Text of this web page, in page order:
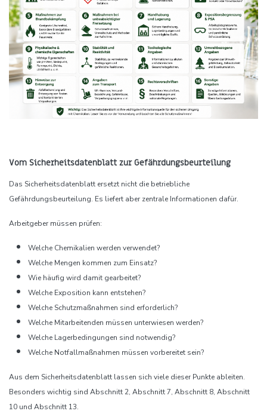
Vom Sicherheitsdatenblatt zur Gefährdungsbeurteilung
Das Sicherheitsdatenblatt ersetzt nicht die betriebliche
Gefährdungsbeurteilung. Es liefert aber zentrale Informationen dafür.
Arbeitgeber müssen prüfen:
Welche Chemikalien werden verwendet?
Welche Mengen kommen zum Einsatz?
Wie häufig wird damit gearbeitet?
Welche Exposition kann entstehen?
Welche Schutzmaßnahmen sind erforderlich?
Welche Mitarbeitenden müssen unterwiesen werden?
Welche Lagerbedingungen sind notwendig?
Welche Notfallmaßnahmen müssen vorbereitet sein?
Aus dem Sicherheitsdatenblatt lassen sich viele dieser Punkte ableiten.
Besonders wichtig sind Abschnitt 2, Abschnitt 7, Abschnitt 8, Abschnitt
10 und Abschnitt 13.